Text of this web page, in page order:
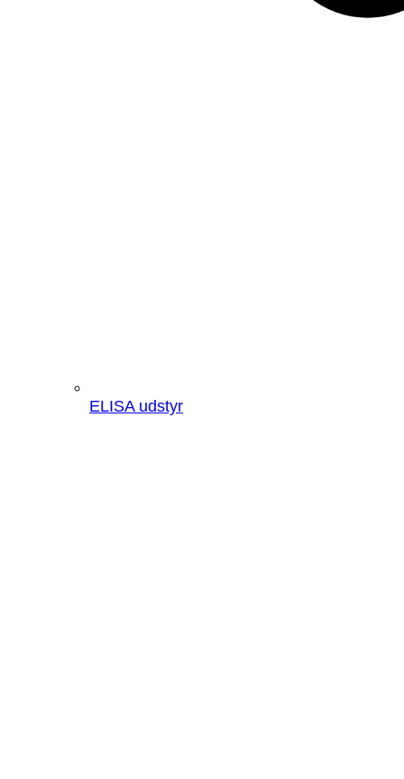
ELISA udstyr